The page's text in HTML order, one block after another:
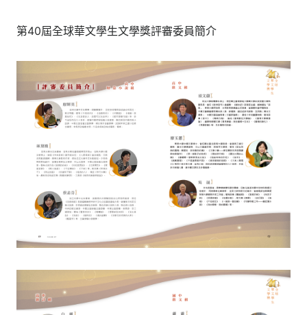
第40屆全球華文學生文學獎評審委員簡介